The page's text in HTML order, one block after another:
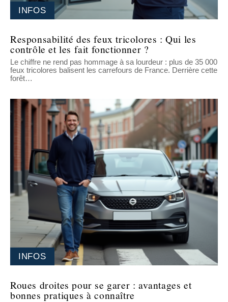
INFOS
Responsabilité des feux tricolores : Qui les
contrôle et les fait fonctionner ?
Le chiffre ne rend pas hommage à sa lourdeur : plus de 35 000
feux tricolores balisent les carrefours de France. Derrière cette
forêt…
INFOS
Roues droites pour se garer : avantages et
bonnes pratiques à connaître